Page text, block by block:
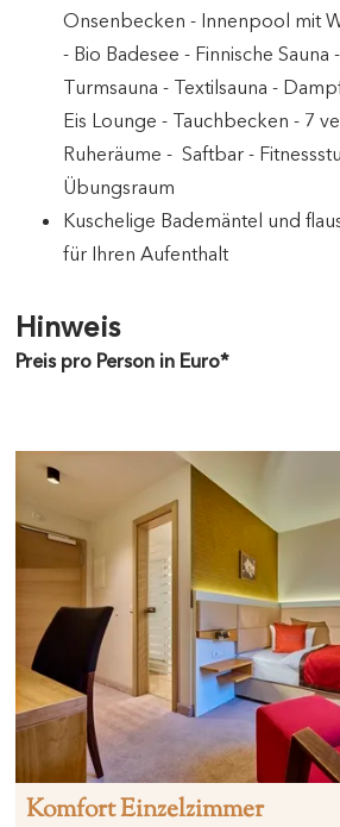
Onsenbecken - Innenpool mit
- Bio Badesee - Finnische Sauna
Turmsauna - Textilsauna -
Eis Lounge - Tauchbecken - 7
Ruheräume - Saftbar -
Übungsraum
Kuschelige Bademäntel und
für Ihren Aufenthalt
Hinweis
Preis pro Person in Euro*
Komfort Einzelzimmer